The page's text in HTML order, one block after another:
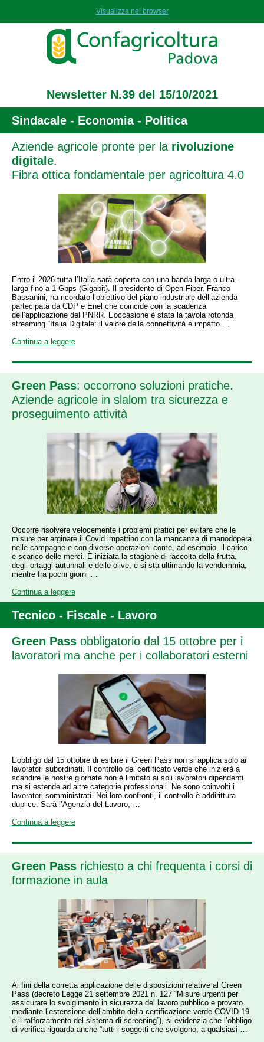
Visualizza nel browser
Newsletter N.39 del 15/10/2021
Sindacale - Economia - Politica
Aziende agricole pronte per la rivoluzione
digitale.
Fibra ottica fondamentale per agricoltura 4.0
Entro il 2026 tutta l’Italia sarà coperta con una banda larga o ultra-
larga fino a 1 Gbps (Gigabit). Il presidente di Open Fiber, Franco
Bassanini, ha ricordato l’obiettivo del piano industriale dell’azienda
partecipata da CDP e Enel che coincide con la scadenza
dell’applicazione del PNRR. L’occasione è stata la tavola rotonda
streaming “Italia Digitale: il valore della connettività e impatto …
Continua a leggere
Green Pass: occorrono soluzioni pratiche.
Aziende agricole in slalom tra sicurezza e
proseguimento attività
Occorre risolvere velocemente i problemi pratici per evitare che le
misure per arginare il Covid impattino con la mancanza di manodopera
nelle campagne e con diverse operazioni come, ad esempio, il carico
e scarico delle merci. È iniziata la stagione di raccolta della frutta,
degli ortaggi autunnali e delle olive, e si sta ultimando la vendemmia,
mentre fra pochi giorni …
Continua a leggere
Tecnico - Fiscale - Lavoro
Green Pass obbligatorio dal 15 ottobre per i
lavoratori ma anche per i collaboratori esterni
L’obbligo dal 15 ottobre di esibire il Green Pass non si applica solo ai
lavoratori subordinati. Il controllo del certificato verde che inizierà a
scandire le nostre giornate non è limitato ai soli lavoratori dipendenti
ma si estende ad altre categorie professionali. Ne sono coinvolti i
lavoratori somministrati. Nei loro confronti, il controllo è addirittura
duplice. Sarà l’Agenzia del Lavoro, …
Continua a leggere
Green Pass richiesto a chi frequenta i corsi di
formazione in aula
Ai fini della corretta applicazione delle disposizioni relative al Green
Pass (decreto Legge 21 settembre 2021 n. 127 “Misure urgenti per
assicurare lo svolgimento in sicurezza del lavoro pubblico e provato
mediante l’estensione dell’ambito della certificazione verde COVID-19
e il rafforzamento del sistema di screening”), si evidenzia che l’obbligo
di verifica riguarda anche “tutti i soggetti che svolgono, a qualsiasi …